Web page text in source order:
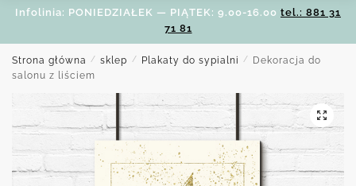
Infolinia: PONIEDZIAŁEK — PIĄTEK: 9.00-16.00 tel.: 881 31
71 81
Strona główna / sklep / Plakaty do sypialni /
Dekoracja do
salonu z liściem